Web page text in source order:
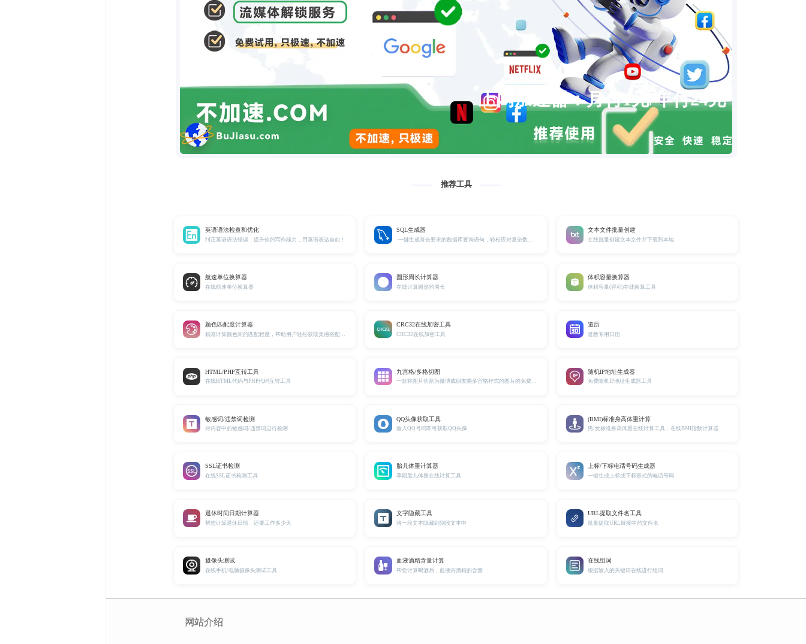
上网加速器：月付1元/年付24元
推荐工具
英语语法检查和优化
纠正英语语法错误，提升你的写作能力，用英语表达自如！
SQL生成器 文本文件批量创建
在线批量创建文本文件并下载到本地
航速单位换算器
在线航速单位换算器
圆形周长计算器
在线计算圆形的周长
体积容量换算器
体积容量(容积)在线换算工具
颜色匹配度计算器 CRC32在线加密工具
CRC32在线加密工具
道历
道教专用日历
HTML/PHP互转工具
在线HTML代码与PHP代码互转工具
九宫格/多格切图
一款将图片切割为微博或朋友圈多宫格样式的图片的免费工具
随机IP地址生成器
免费随机IP地址生成器工具
敏感词/违禁词检测
对内容中的敏感词/违禁词进行检测
QQ头像获取工具
输入QQ号码即可获取QQ头像
(BMI)标准身高体重计算
男/女标准身高体重在线计算工具，在线BMI指数计算器
SSL证书检测
在线SSL证书检测工具
胎儿体重计算器
孕期胎儿体重在线计算工具
上标/下标电话号码生成器
一键生成上标或下标形式的电话号码
退休时间日期计算器
帮您计算退休日期，还要工作多少天
文字隐藏工具
将一段文本隐藏到别段文本中
URL提取文件名工具
批量提取URL链接中的文件名
摄像头测试
在线手机/电脑摄像头测试工具
血液酒精含量计算
帮您计算喝酒后，血液内酒精的含量
在线组词
根据输入的关键词在线进行组词
网站介绍